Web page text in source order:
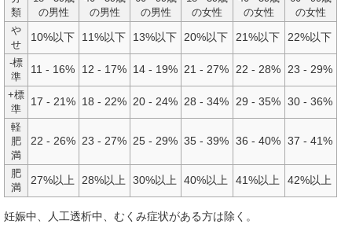
類
の男性
の男性
の男性
の女性
の女性
の女性
や
せ
10%以下 11%以下 13%以下 20%以下 21%以下 22%以下
-標
準
11 - 16% 12 - 17% 14 - 19% 21 - 27% 22 - 28% 23 - 29%
+標
準
17 - 21% 18 - 22% 20 - 24% 28 - 34% 29 - 35% 30 - 36%
軽
肥
満
22 - 26% 23 - 27% 25 - 29% 35 - 39% 36 - 40% 37 - 41%
肥
満
27%以上 28%以上 30%以上 40%以上 41%以上 42%以上
妊娠中、人工透析中、むくみ症状がある方は除く。